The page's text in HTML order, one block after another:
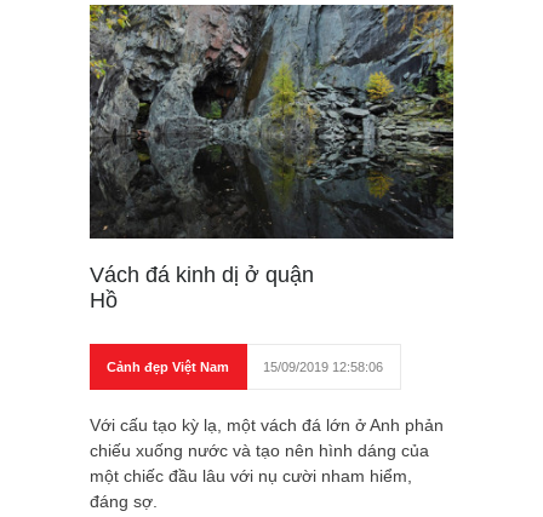
Vách đá kinh dị ở quận
Hồ
Cảnh đẹp Việt Nam 15/09/2019 12:58:06
Với cấu tạo kỳ lạ, một vách đá lớn ở Anh phản
chiếu xuống nước và tạo nên hình dáng của
một chiếc đầu lâu với nụ cười nham hiểm,
đáng sợ.